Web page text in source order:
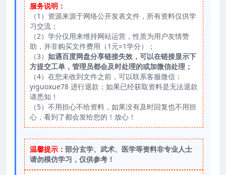
服务说明：
（1）资源来源于网络公开发表文件，所有资料仅供学
习交流；
（2）学分仅用来维持网站运营，性质为用户友情赞
助，并非购买文件费用（1元=1学分）；
（3） 如遇百度网盘分享链接失效，可以在链接显示下
方提交工单，管理员都会及时处理的或加微信处理；
（4）在您未收到文件之前，可以联系客服微信：
yiguoxue78 进行退款；如果已经获取资料是无法退款
请悉知！
（5）不用担心不给资料，如果没有及时回复也不用担
心，看到了都会发给您的！放心！
温馨提示： 部分玄学、武术、医学等资料非专业人士
请勿模仿学习，仅供参考！